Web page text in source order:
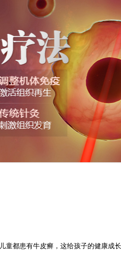
都患有牛皮癣，这给孩子的健康成